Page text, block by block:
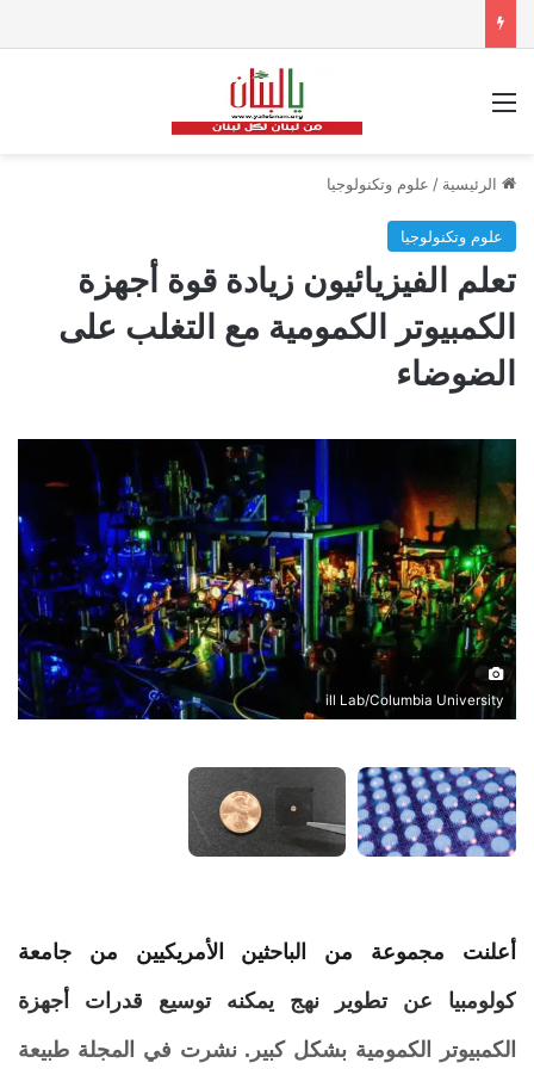
الرئيسية / علوم وتكنولوجيا
علوم وتكنولوجيا
تعلم الفيزيائيون زيادة قوة أجهزة
الكمبيوتر الكمومية مع التغلب على
الضوضاء
ill Lab/Columbia University
أعلنت مجموعة من الباحثين الأمريكيين من جامعة
كولومبيا عن تطوير نهج يمكنه توسيع قدرات أجهزة
الكمبيوتر الكمومية بشكل كبير. نشرت في المجلة طبيعة